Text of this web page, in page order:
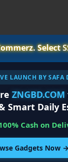
Select
LAUNCH BY SAFA
ZNGBD.COM
Smart Daily
Cash on
Gadgets Now →